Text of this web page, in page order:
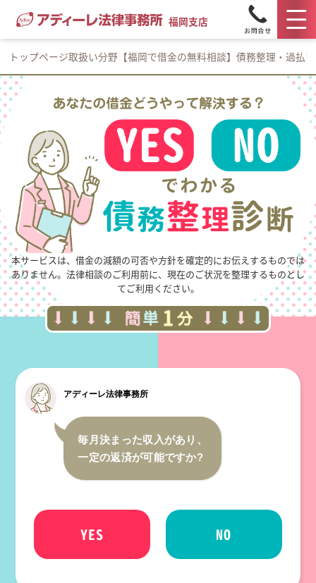
福岡支店
トップページ取扱い分野 【福岡で借金の無料相談】債務整理・過払
本サービスは、借金の減額の可否や方針を確定的にお伝えするものでは
ありません。 法律相談のご利用前に、現在のご状況を整理するものとし
てご利用ください。
アディーレ法律事務所
毎月決まった収入があり、
一定の返済が可能ですか?
YES NO